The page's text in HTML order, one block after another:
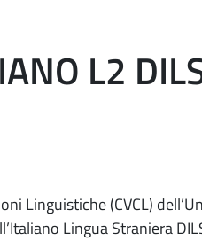
L2
Linguistiche (CVCL)
Lingua Straniera